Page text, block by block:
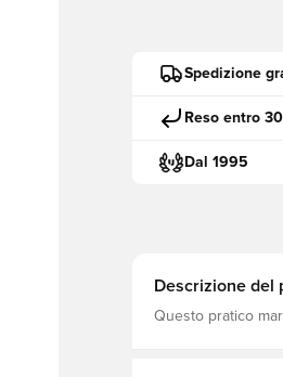
Spedizione
Reso entro
Dal 1995
Descrizione del
Questo pratico